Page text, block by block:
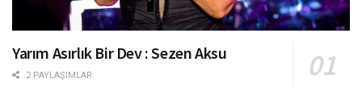
Yarım Asırlık Bir Dev : Sezen Aksu
2 PAYLAŞIMLAR